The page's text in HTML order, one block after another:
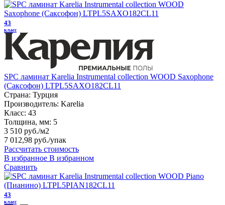
43
класс
SPC ламинат Karelia Instrumental collection WOOD Saxophone
(Саксофон) LTPL5SAXO182CL11
Страна: Турция
Производитель: Karelia
Класс: 43
Толщина, мм: 5
3 510 руб./м2
7 012,98 руб./упак
Рассчитать стоимость
В избранное В избранном
Сравнить
43
класс